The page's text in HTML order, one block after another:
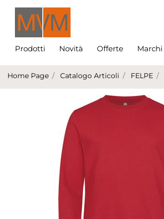
Prodotti Novità Offerte Marchi
Home Page Catalogo Articoli FELPE